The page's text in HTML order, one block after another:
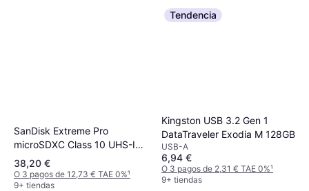
SanDisk Extreme Pro
microSDXC Class 10 UHS-I
U3 V30 A2 200/90MB/s
128GB
38,20 €
O 3 pagos de 12,73 € TAE 0%¹
9+ tiendas
Tendencia
Kingston USB 3.2 Gen 1
DataTraveler Exodia M 128GB
USB-A
6,94 €
O 3 pagos de 2,31 € TAE 0%¹
9+ tiendas